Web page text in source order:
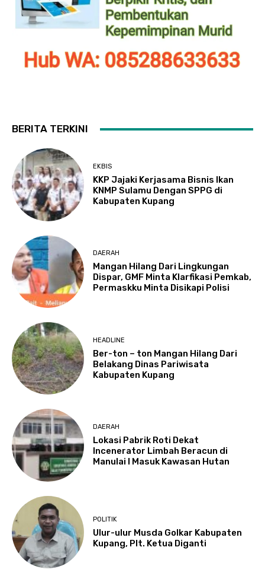
BERITA TERKINI
EKBIS
KKP Jajaki Kerjasama Bisnis Ikan
KNMP Sulamu Dengan SPPG di
Kabupaten Kupang
DAERAH
Mangan Hilang Dari Lingkungan
Dispar, GMF Minta Klarfikasi Pemkab,
Permaskku Minta Disikapi Polisi
HEADLINE
Ber-ton – ton Mangan Hilang Dari
Belakang Dinas Pariwisata
Kabupaten Kupang
DAERAH
Lokasi Pabrik Roti Dekat
Incenerator Limbah Beracun di
Manulai I Masuk Kawasan Hutan
POLITIK
Ulur-ulur Musda Golkar Kabupaten
Kupang, Plt. Ketua Diganti